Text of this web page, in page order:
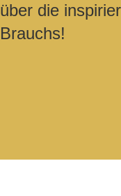
über die
Brauchs!